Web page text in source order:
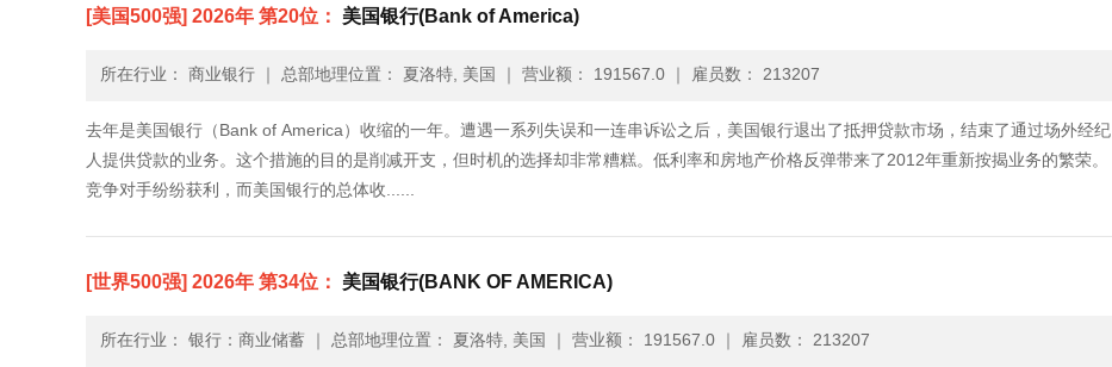
[美国500强] 2026年 第20位： 美国银行(Bank of America)
所在行业： 商业银行 ｜ 总部地理位置： 夏洛特, 美国 ｜ 营业额： 191567.0 ｜ 雇员数： 213207
去年是美国银行（Bank of America）收缩的一年。遭遇一系列失误和一连串诉讼之后，美国银行退出了抵押贷款市场，结束了通过场外经纪
人提供贷款的业务。这个措施的目的是削减开支，但时机的选择却非常糟糕。低利率和房地产价格反弹带来了2012年重新按揭业务的繁荣。
竞争对手纷纷获利，而美国银行的总体收......
[世界500强] 2026年 第34位： 美国银行(BANK OF AMERICA)
所在行业： 银行：商业储蓄 ｜ 总部地理位置： 夏洛特, 美国 ｜ 营业额： 191567.0 ｜ 雇员数： 213207